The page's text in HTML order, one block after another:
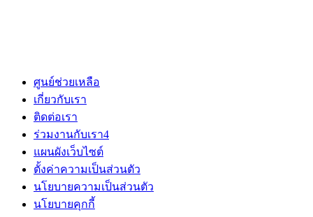
ศูนย์ช่วยเหลือ
เกี่ยวกับเรา
ติดต่อเรา
ร่วมงานกับเรา4
แผนผังเว็บไซต์
ตั้งค่าความเป็นส่วนตัว
นโยบายความเป็นส่วนตัว
นโยบายคุกกี้